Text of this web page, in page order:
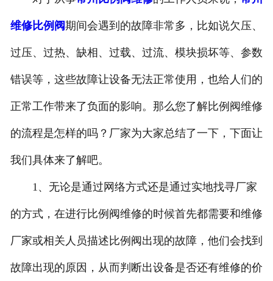
维修比例阀期间会遇到的故障非常多，比如说欠压、
过压、过热、缺相、过载、过流、模块损坏等、参数
错误等，这些故障让设备无法正常使用，也给人们的
正常工作带来了负面的影响。那么您了解比例阀维修
的流程是怎样的吗？厂家为大家总结了一下，下面让
我们具体来了解吧。
1、无论是通过网络方式还是通过实地找寻厂家
的方式，在进行比例阀维修的时候首先都需要和维修
厂家或相关人员描述比例阀出现的故障，他们会找到
故障出现的原因，从而判断出设备是否还有维修的价